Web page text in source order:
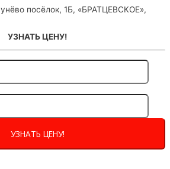
посёлок, 1Б, «БРАТЦЕВСКОЕ»,
УЗНАТЬ ЦЕНУ!